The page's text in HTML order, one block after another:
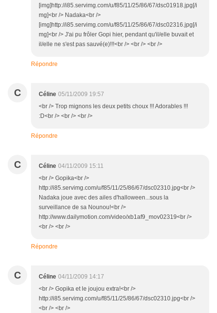
[img]http://i85.servimg.com/u/f85/11/25/86/67/dsc01918.jpg[/i
mg]<br /> Nadaka<br />
[img]http://i85.servimg.com/u/f85/11/25/86/67/dsc02316.jpg[/i
mg]<br /> J'ai pu frôler Gopi hier, pendant qu'il/elle buvait et
il/elle ne s'est pas sauvé(e)!!!<br /> <br /> <br />
Répondre
C Céline 05/11/2009 19:57
<br /> Trop mignons les deux petits choux !!! Adorables !!!
:D<br /> <br /> <br />
Répondre
C Céline 04/11/2009 15:11
<br /> Gopika<br />
http://i85.servimg.com/u/f85/11/25/86/67/dsc02310.jpg<br />
Nadaka joue avec des ailes d'halloween...sous la
surveillance de sa Nounou!<br />
http://www.dailymotion.com/video/xb1af9_mov02319<br />
<br /> <br />
Répondre
C Céline 04/11/2009 14:17
<br /> Gopika et le joujou extra!<br />
http://i85.servimg.com/u/f85/11/25/86/67/dsc02310.jpg<br />
<br /> <br />